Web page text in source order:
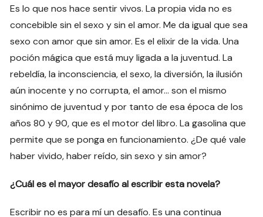
Es lo que nos hace sentir vivos. La propia vida no es
concebible sin el sexo y sin el amor. Me da igual que sea
sexo con amor que sin amor. Es el elixir de la vida. Una
poción mágica que está muy ligada a la juventud. La
rebeldía, la inconsciencia, el sexo, la diversión, la ilusión
aún inocente y no corrupta, el amor… son el mismo
sinónimo de juventud y por tanto de esa época de los
años 80 y 90, que es el motor del libro. La gasolina que
permite que se ponga en funcionamiento. ¿De qué vale
haber vivido, haber reído, sin sexo y sin amor?
¿Cuál es el mayor desafío al escribir esta novela?
Escribir no es para mí un desafío. Es una continua